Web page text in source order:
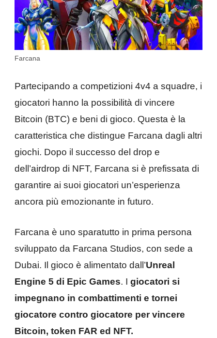
Farcana
Partecipando a competizioni 4v4 a squadre, i
giocatori hanno la possibilità di vincere
Bitcoin (BTC) e beni di gioco. Questa è la
caratteristica che distingue Farcana dagli altri
giochi. Dopo il successo del drop e
dell’airdrop di NFT, Farcana si è prefissata di
garantire ai suoi giocatori un’esperienza
ancora più emozionante in futuro.
Farcana è uno sparatutto in prima persona
sviluppato da Farcana Studios, con sede a
Dubai. Il gioco è alimentato dall’Unreal
Engine 5 di Epic Games. I giocatori si
impegnano in combattimenti e tornei
giocatore contro giocatore per vincere
Bitcoin, token FAR ed NFT.